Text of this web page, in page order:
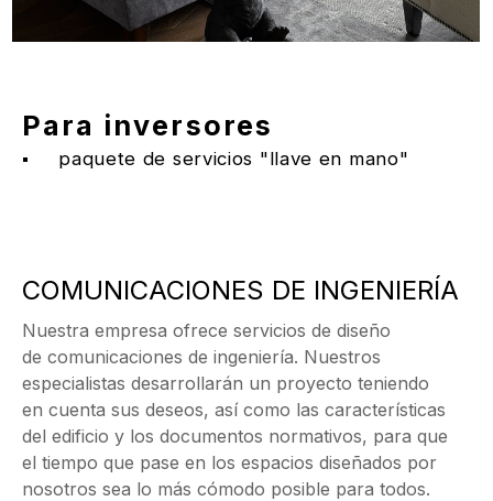
COMUNICACIONES DE INGENIERÍA
Nuestra empresa ofrece servicios de diseño
de comunicaciones de ingeniería. Nuestros
especialistas desarrollarán un proyecto teniendo
en cuenta sus deseos, así como las características
del edificio y los documentos normativos, para que
el tiempo que pase en los espacios diseñados por
nosotros sea lo más cómodo posible para todos.